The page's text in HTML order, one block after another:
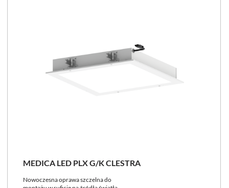
MEDICA LED PLX G/K CLESTRA
Nowoczesna oprawa szczelna do